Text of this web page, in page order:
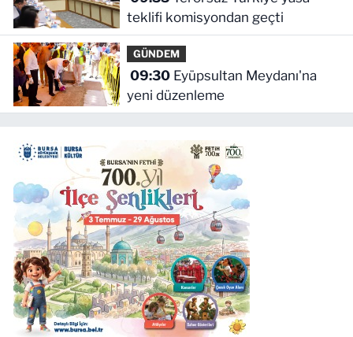
teklifi komisyondan geçti
GÜNDEM
09:30Eyüpsultan Meydanı'na
yeni düzenleme